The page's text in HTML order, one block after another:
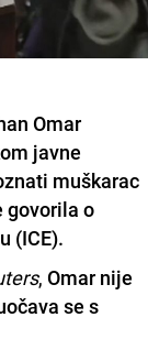
Omar
javne
muškarac
govorila o
(ICE).
, Omar nije
se s